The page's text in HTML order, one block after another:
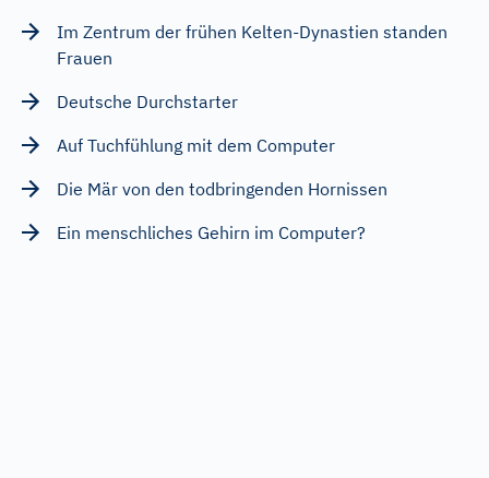
Im Zentrum der frühen Kelten-Dynastien standen
Frauen
Deutsche Durchstarter
Auf Tuchfühlung mit dem Computer
Die Mär von den todbringenden Hornissen
Ein menschliches Gehirn im Computer?